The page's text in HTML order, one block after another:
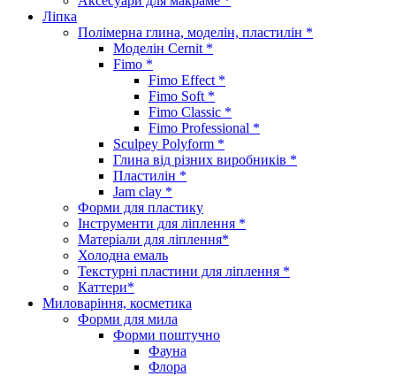
Ліпка
Полімерна глина, моделін, пластилін *
Моделін Cernit *
Fimo *
Fimo Effect *
Fimo Soft *
Fimo Classic *
Fimo Professional *
Sculpey Polyform *
Глина від різних виробників *
Пластилін *
Jam clay *
Форми для пластику
Інструменти для ліплення *
Матеріали для ліплення*
Холодна емаль
Текстурні пластини для ліплення *
Каттери*
Миловаріння, косметика
Форми для мила
Форми поштучно
Фауна
Флора